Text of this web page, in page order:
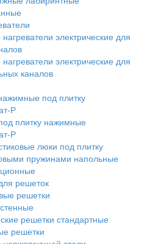
электрические для
электрические для
каналов
под плитку
Р
плитку нажимные
Р
люки под плитку
пружинами напольные
решеток
решетки
решетки стандартные
решетки